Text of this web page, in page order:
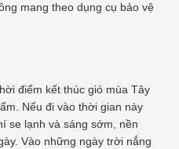
mang theo dụng cụ bảo vệ
điểm kết thúc gió mùa Tây
Nếu đi vào thời gian này
se lạnh và sáng sớm, nền
Vào những ngày trời nắng